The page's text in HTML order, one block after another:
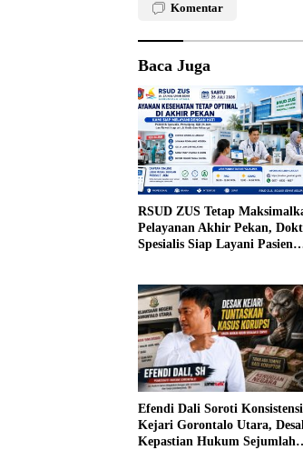
Komentar
Baca Juga
RSUD ZUS Tetap
Pelayanan Akhir Pekan,
Spesialis Siap Layani Pasien
Efendi Dali Soroti Konsistensi
Kejari Gorontalo Utara,
Kepastian Hukum Sejumlah